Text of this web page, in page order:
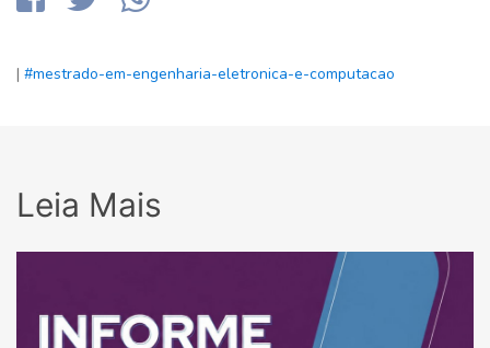
| #mestrado-em-engenharia-eletronica-e-computacao
Leia Mais